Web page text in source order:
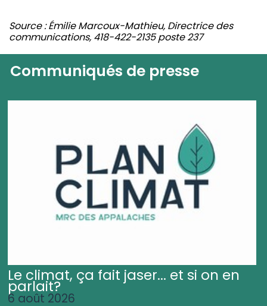
Source : Émilie Marcoux-Mathieu, Directrice des
communications, 418-422-2135 poste 237
Communiqués de presse
Le climat, ça fait jaser... et si on en
parlait?
6 août 2026